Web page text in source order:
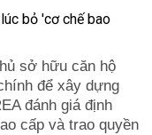
sở hữu căn hộ
để xây dựng
đánh giá định
cấp và trao quyền